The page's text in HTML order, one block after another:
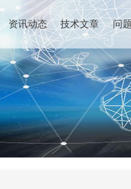
资讯动态 技术文章 问